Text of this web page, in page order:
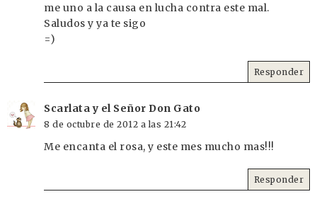
me uno a la causa en lucha contra este mal.
Saludos y ya te sigo
=)
Responder
Scarlata y el Señor Don Gato
8 de octubre de 2012 a las 21:42
Me encanta el rosa, y este mes mucho mas!!!
Responder